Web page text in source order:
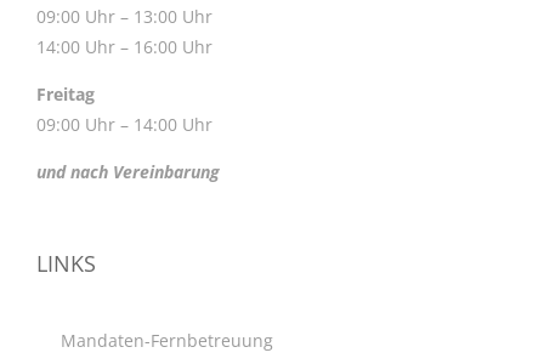
09:00 Uhr – 13:00 Uhr
14:00 Uhr – 16:00 Uhr
Freitag
09:00 Uhr – 14:00 Uhr
und nach Vereinbarung
LINKS
Mandaten-Fernbetreuung